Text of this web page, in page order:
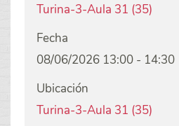
Turina-3-Aula 31 (35)
Fecha
08/06/2026 13:00 - 14:30
Ubicación
Turina-3-Aula 31 (35)